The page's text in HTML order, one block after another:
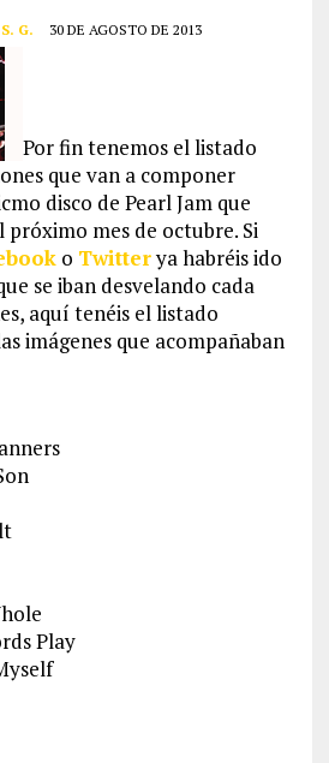
G. 30 DE AGOSTO DE 2013
Por fin tenemos el listado
que van a componer
disco de PearlJam que
próximo mes de octubre. Si
o Twitterya habréis ido
se iban desvelando cada
aquí tenéis el listado
imágenes que acompañaban
Play